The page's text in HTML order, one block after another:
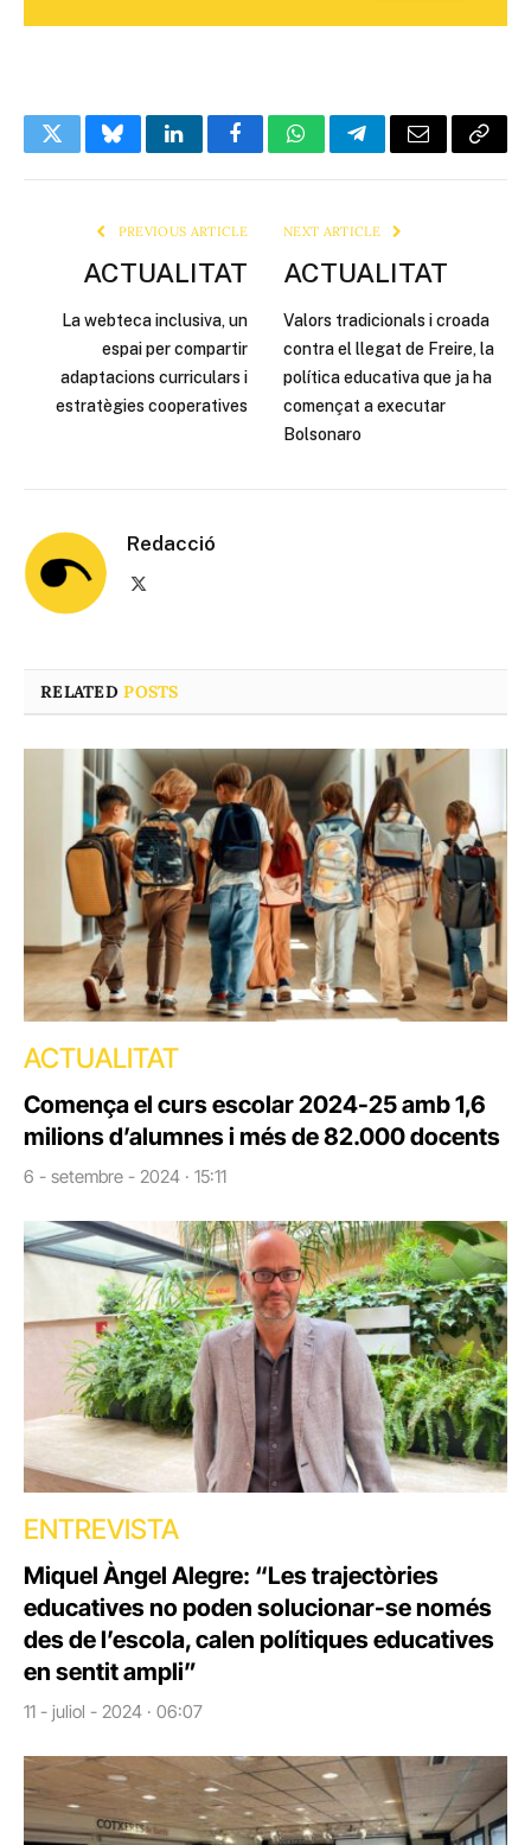
TwitterBlueskyLinkedInFacebookWhatsAppTelegramEmail Copy
PREVIOUS ARTICLE
ACTUALITAT
La webteca inclusiva, un
espai per compartir
adaptacions curriculars i
estratègies cooperatives
NEXT ARTICLE
ACTUALITAT
Valors tradicionals i croada
contra el llegat de Freire, la
política educativa que ja ha
començat a executar
Bolsonaro
Redacció
RELATEDPOSTS
ACTUALITAT
Comença el curs escolar 2024-25 amb 1,6
milions d’alumnes i més de 82.000 docents
6 - setembre - 2024 · 15:11
ENTREVISTA
Miquel Àngel Alegre: “Les trajectòries
educatives no poden solucionar-se només
des de l’escola, calen polítiques educatives
en sentit ampli”
11 - juliol - 2024 · 06:07